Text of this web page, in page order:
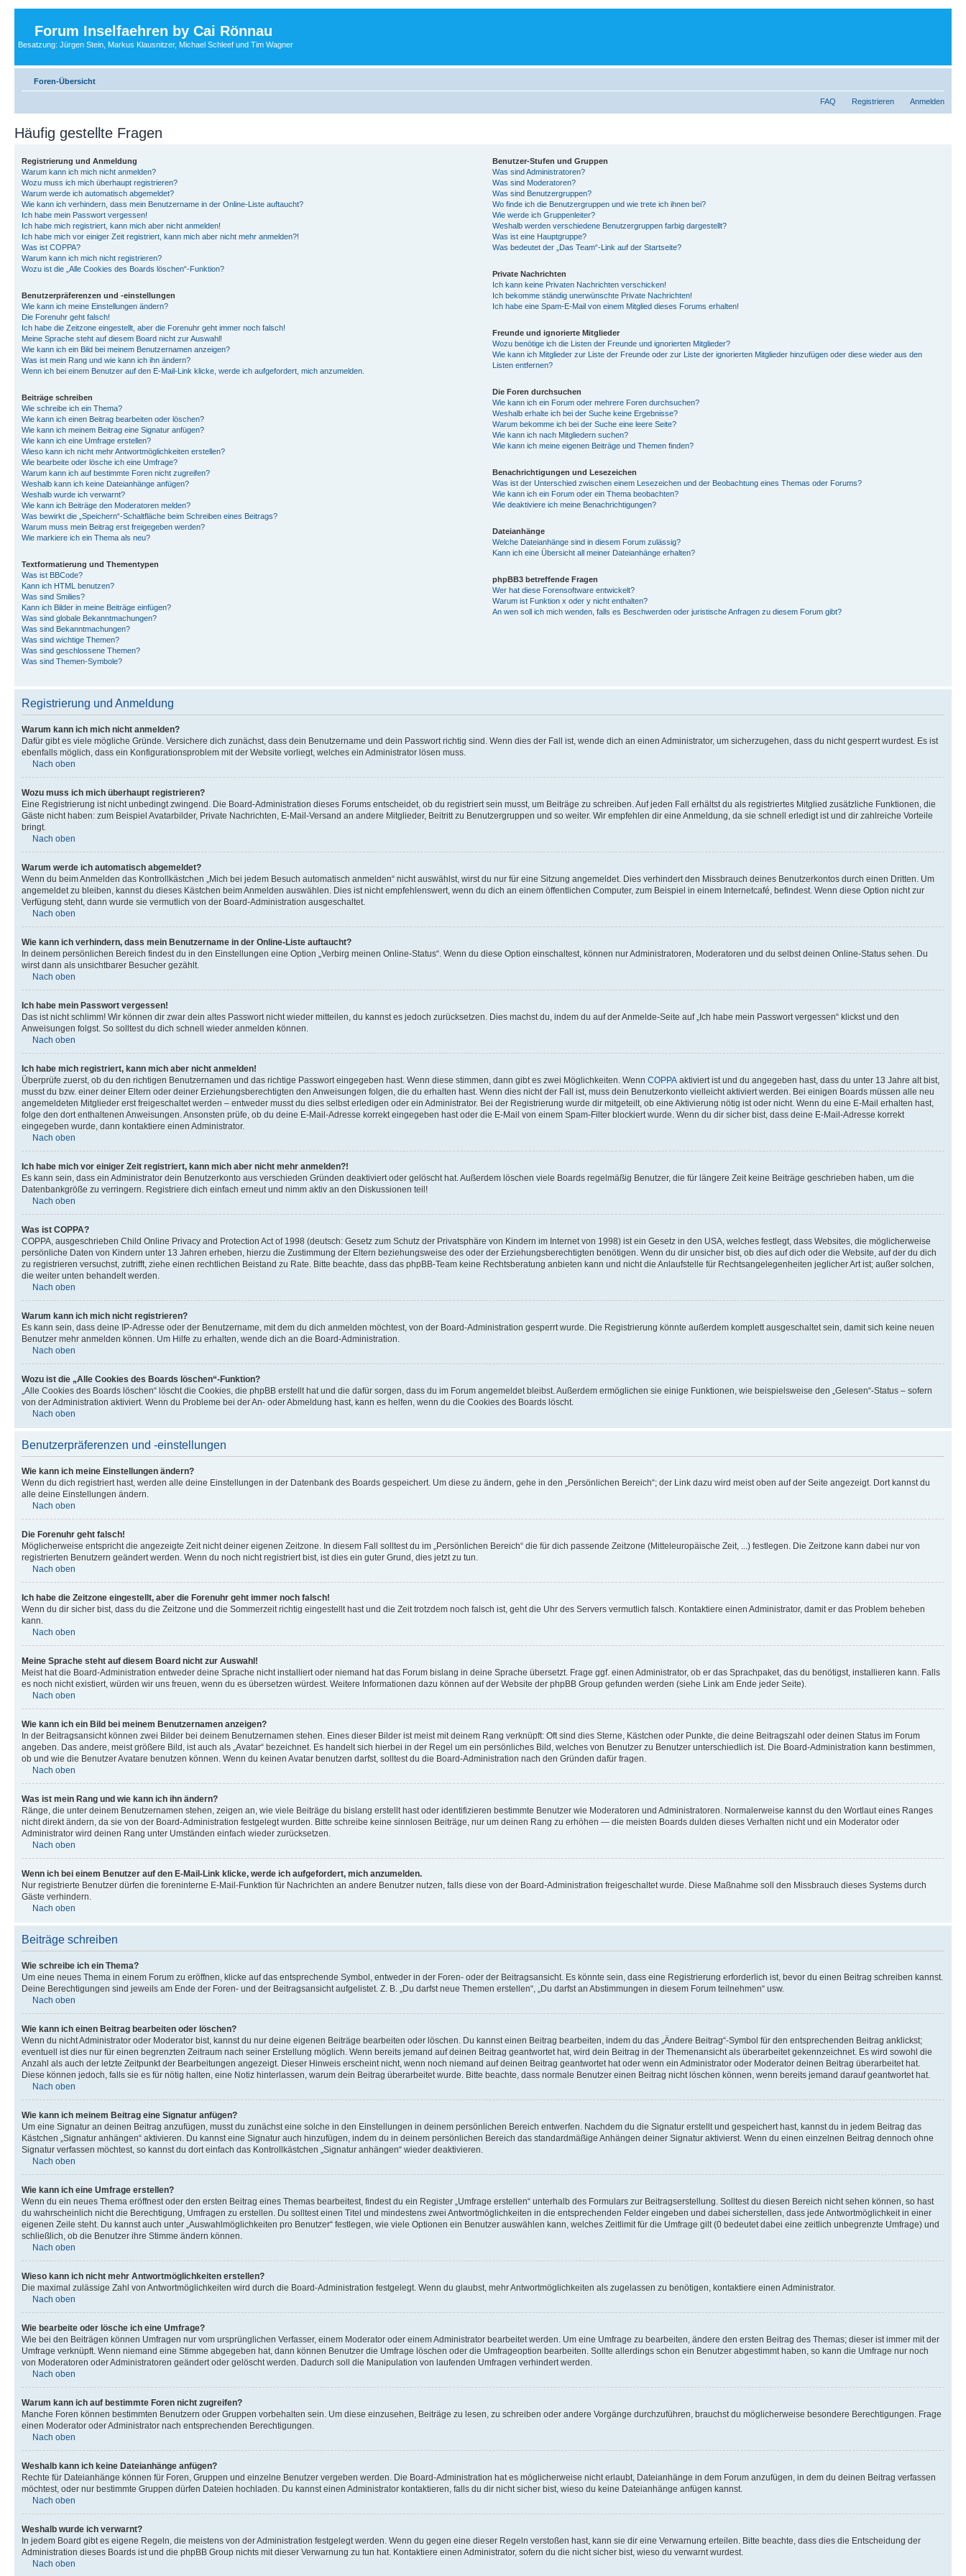
Forum Inselfaehren by Cai Rönnau
Besatzung: Jürgen Stein, Markus Klausnitzer, Michael Schleef und Tim Wagner
Foren-Übersicht
FAQ Registrieren Anmelden
Häufig gestellte Fragen
Registrierung und Anmeldung
Warum kann ich mich nicht anmelden?
Wozu muss ich mich überhaupt registrieren?
Warum werde ich automatisch abgemeldet?
Wie kann ich verhindern, dass mein Benutzername in der Online-Liste auftaucht?
Ich habe mein Passwort vergessen!
Ich habe mich registriert, kann mich aber nicht anmelden!
Ich habe mich vor einiger Zeit registriert, kann mich aber nicht mehr anmelden?!
Was ist COPPA?
Warum kann ich mich nicht registrieren?
Wozu ist die „Alle Cookies des Boards löschen“-Funktion?
Benutzerpräferenzen und -einstellungen
Wie kann ich meine Einstellungen ändern?
Die Forenuhr geht falsch!
Ich habe die Zeitzone eingestellt, aber die Forenuhr geht immer noch falsch!
Meine Sprache steht auf diesem Board nicht zur Auswahl!
Wie kann ich ein Bild bei meinem Benutzernamen anzeigen?
Was ist mein Rang und wie kann ich ihn ändern?
Wenn ich bei einem Benutzer auf den E-Mail-Link klicke, werde ich aufgefordert, mich anzumelden.
Beiträge schreiben
Wie schreibe ich ein Thema?
Wie kann ich einen Beitrag bearbeiten oder löschen?
Wie kann ich meinem Beitrag eine Signatur anfügen?
Wie kann ich eine Umfrage erstellen?
Wieso kann ich nicht mehr Antwortmöglichkeiten erstellen?
Wie bearbeite oder lösche ich eine Umfrage?
Warum kann ich auf bestimmte Foren nicht zugreifen?
Weshalb kann ich keine Dateianhänge anfügen?
Weshalb wurde ich verwarnt?
Wie kann ich Beiträge den Moderatoren melden?
Was bewirkt die „Speichern“-Schaltfläche beim Schreiben eines Beitrags?
Warum muss mein Beitrag erst freigegeben werden?
Wie markiere ich ein Thema als neu?
Textformatierung und Thementypen
Was ist BBCode?
Kann ich HTML benutzen?
Was sind Smilies?
Kann ich Bilder in meine Beiträge einfügen?
Was sind globale Bekanntmachungen?
Was sind Bekanntmachungen?
Was sind wichtige Themen?
Was sind geschlossene Themen?
Was sind Themen-Symbole?
Benutzer-Stufen und Gruppen
Was sind Administratoren?
Was sind Moderatoren?
Was sind Benutzergruppen?
Wo finde ich die Benutzergruppen und wie trete ich ihnen bei?
Wie werde ich Gruppenleiter?
Weshalb werden verschiedene Benutzergruppen farbig dargestellt?
Was ist eine Hauptgruppe?
Was bedeutet der „Das Team“-Link auf der Startseite?
Private Nachrichten
Ich kann keine Privaten Nachrichten verschicken!
Ich bekomme ständig unerwünschte Private Nachrichten!
Ich habe eine Spam-E-Mail von einem Mitglied dieses Forums erhalten!
Freunde und ignorierte Mitglieder
Wozu benötige ich die Listen der Freunde und ignorierten Mitglieder?
Wie kann ich Mitglieder zur Liste der Freunde oder zur Liste der ignorierten Mitglieder hinzufügen oder diese wieder aus den
Listen entfernen?
Die Foren durchsuchen
Wie kann ich ein Forum oder mehrere Foren durchsuchen?
Weshalb erhalte ich bei der Suche keine Ergebnisse?
Warum bekomme ich bei der Suche eine leere Seite?
Wie kann ich nach Mitgliedern suchen?
Wie kann ich meine eigenen Beiträge und Themen finden?
Benachrichtigungen und Lesezeichen
Was ist der Unterschied zwischen einem Lesezeichen und der Beobachtung eines Themas oder Forums?
Wie kann ich ein Forum oder ein Thema beobachten?
Wie deaktiviere ich meine Benachrichtigungen?
Dateianhänge
Welche Dateianhänge sind in diesem Forum zulässig?
Kann ich eine Übersicht all meiner Dateianhänge erhalten?
phpBB3 betreffende Fragen
Wer hat diese Forensoftware entwickelt?
Warum ist Funktion x oder y nicht enthalten?
An wen soll ich mich wenden, falls es Beschwerden oder juristische Anfragen zu diesem Forum gibt?
Registrierung und Anmeldung
Warum kann ich mich nicht anmelden?
Dafür gibt es viele mögliche Gründe. Versichere dich zunächst, dass dein Benutzername und dein Passwort richtig sind. Wenn dies der Fall ist, wende dich an einen Administrator, um sicherzugehen, dass du nicht gesperrt wurdest. Es ist
ebenfalls möglich, dass ein Konfigurationsproblem mit der Website vorliegt, welches ein Administrator lösen muss.
Nach oben
Wozu muss ich mich überhaupt registrieren?
Eine Registrierung ist nicht unbedingt zwingend. Die Board-Administration dieses Forums entscheidet, ob du registriert sein musst, um Beiträge zu schreiben. Auf jeden Fall erhältst du als registriertes Mitglied zusätzliche Funktionen, die
Gäste nicht haben: zum Beispiel Avatarbilder, Private Nachrichten, E-Mail-Versand an andere Mitglieder, Beitritt zu Benutzergruppen und so weiter. Wir empfehlen dir eine Anmeldung, da sie schnell erledigt ist und dir zahlreiche Vorteile
bringt.
Nach oben
Warum werde ich automatisch abgemeldet?
Wenn du beim Anmelden das Kontrollkästchen „Mich bei jedem Besuch automatisch anmelden“ nicht auswählst, wirst du nur für eine Sitzung angemeldet. Dies verhindert den Missbrauch deines Benutzerkontos durch einen Dritten. Um
angemeldet zu bleiben, kannst du dieses Kästchen beim Anmelden auswählen. Dies ist nicht empfehlenswert, wenn du dich an einem öffentlichen Computer, zum Beispiel in einem Internetcafé, befindest. Wenn diese Option nicht zur
Verfügung steht, dann wurde sie vermutlich von der Board-Administration ausgeschaltet.
Nach oben
Wie kann ich verhindern, dass mein Benutzername in der Online-Liste auftaucht?
In deinem persönlichen Bereich findest du in den Einstellungen eine Option „Verbirg meinen Online-Status“. Wenn du diese Option einschaltest, können nur Administratoren, Moderatoren und du selbst deinen Online-Status sehen. Du
wirst dann als unsichtbarer Besucher gezählt.
Nach oben
Ich habe mein Passwort vergessen!
Das ist nicht schlimm! Wir können dir zwar dein altes Passwort nicht wieder mitteilen, du kannst es jedoch zurücksetzen. Dies machst du, indem du auf der Anmelde-Seite auf „Ich habe mein Passwort vergessen“ klickst und den
Anweisungen folgst. So solltest du dich schnell wieder anmelden können.
Nach oben
Ich habe mich registriert, kann mich aber nicht anmelden!
Überprüfe zuerst, ob du den richtigen Benutzernamen und das richtige Passwort eingegeben hast. Wenn diese stimmen, dann gibt es zwei Möglichkeiten. Wenn COPPA aktiviert ist und du angegeben hast, dass du unter 13 Jahre alt bist,
musst du bzw. einer deiner Eltern oder deiner Erziehungsberechtigten den Anweisungen folgen, die du erhalten hast. Wenn dies nicht der Fall ist, muss dein Benutzerkonto vielleicht aktiviert werden. Bei einigen Boards müssen alle neu
angemeldeten Mitglieder erst freigeschaltet werden – entweder musst du dies selbst erledigen oder ein Administrator. Bei der Registrierung wurde dir mitgeteilt, ob eine Aktivierung nötig ist oder nicht. Wenn du eine E-Mail erhalten hast,
folge den dort enthaltenen Anweisungen. Ansonsten prüfe, ob du deine E-Mail-Adresse korrekt eingegeben hast oder die E-Mail von einem Spam-Filter blockiert wurde. Wenn du dir sicher bist, dass deine E-Mail-Adresse korrekt
eingegeben wurde, dann kontaktiere einen Administrator.
Nach oben
Ich habe mich vor einiger Zeit registriert, kann mich aber nicht mehr anmelden?!
Es kann sein, dass ein Administrator dein Benutzerkonto aus verschieden Gründen deaktiviert oder gelöscht hat. Außerdem löschen viele Boards regelmäßig Benutzer, die für längere Zeit keine Beiträge geschrieben haben, um die
Datenbankgröße zu verringern. Registriere dich einfach erneut und nimm aktiv an den Diskussionen teil!
Nach oben
Was ist COPPA?
COPPA, ausgeschrieben Child Online Privacy and Protection Act of 1998 (deutsch: Gesetz zum Schutz der Privatsphäre von Kindern im Internet von 1998) ist ein Gesetz in den USA, welches festlegt, dass Websites, die möglicherweise
persönliche Daten von Kindern unter 13 Jahren erheben, hierzu die Zustimmung der Eltern beziehungsweise des oder der Erziehungsberechtigten benötigen. Wenn du dir unsicher bist, ob dies auf dich oder die Website, auf der du dich
zu registrieren versuchst, zutrifft, ziehe einen rechtlichen Beistand zu Rate. Bitte beachte, dass das phpBB-Team keine Rechtsberatung anbieten kann und nicht die Anlaufstelle für Rechtsangelegenheiten jeglicher Art ist; außer solchen,
die weiter unten behandelt werden.
Nach oben
Warum kann ich mich nicht registrieren?
Es kann sein, dass deine IP-Adresse oder der Benutzername, mit dem du dich anmelden möchtest, von der Board-Administration gesperrt wurde. Die Registrierung könnte außerdem komplett ausgeschaltet sein, damit sich keine neuen
Benutzer mehr anmelden können. Um Hilfe zu erhalten, wende dich an die Board-Administration.
Nach oben
Wozu ist die „Alle Cookies des Boards löschen“-Funktion?
„Alle Cookies des Boards löschen“ löscht die Cookies, die phpBB erstellt hat und die dafür sorgen, dass du im Forum angemeldet bleibst. Außerdem ermöglichen sie einige Funktionen, wie beispielsweise den „Gelesen“-Status – sofern
von der Administration aktiviert. Wenn du Probleme bei der An- oder Abmeldung hast, kann es helfen, wenn du die Cookies des Boards löscht.
Nach oben
Benutzerpräferenzen und -einstellungen
Wie kann ich meine Einstellungen ändern?
Wenn du dich registriert hast, werden alle deine Einstellungen in der Datenbank des Boards gespeichert. Um diese zu ändern, gehe in den „Persönlichen Bereich“; der Link dazu wird meist oben auf der Seite angezeigt. Dort kannst du
alle deine Einstellungen ändern.
Nach oben
Die Forenuhr geht falsch!
Möglicherweise entspricht die angezeigte Zeit nicht deiner eigenen Zeitzone. In diesem Fall solltest du im „Persönlichen Bereich“ die für dich passende Zeitzone (Mitteleuropäische Zeit, ...) festlegen. Die Zeitzone kann dabei nur von
registrierten Benutzern geändert werden. Wenn du noch nicht registriert bist, ist dies ein guter Grund, dies jetzt zu tun.
Nach oben
Ich habe die Zeitzone eingestellt, aber die Forenuhr geht immer noch falsch!
Wenn du dir sicher bist, dass du die Zeitzone und die Sommerzeit richtig eingestellt hast und die Zeit trotzdem noch falsch ist, geht die Uhr des Servers vermutlich falsch. Kontaktiere einen Administrator, damit er das Problem beheben
kann.
Nach oben
Meine Sprache steht auf diesem Board nicht zur Auswahl!
Meist hat die Board-Administration entweder deine Sprache nicht installiert oder niemand hat das Forum bislang in deine Sprache übersetzt. Frage ggf. einen Administrator, ob er das Sprachpaket, das du benötigst, installieren kann. Falls
es noch nicht existiert, würden wir uns freuen, wenn du es übersetzen würdest. Weitere Informationen dazu können auf der Website der phpBB Group gefunden werden (siehe Link am Ende jeder Seite).
Nach oben
Wie kann ich ein Bild bei meinem Benutzernamen anzeigen?
In der Beitragsansicht können zwei Bilder bei deinem Benutzernamen stehen. Eines dieser Bilder ist meist mit deinem Rang verknüpft: Oft sind dies Sterne, Kästchen oder Punkte, die deine Beitragszahl oder deinen Status im Forum
angeben. Das andere, meist größere Bild, ist auch als „Avatar“ bezeichnet. Es handelt sich hierbei in der Regel um ein persönliches Bild, welches von Benutzer zu Benutzer unterschiedlich ist. Die Board-Administration kann bestimmen,
ob und wie die Benutzer Avatare benutzen können. Wenn du keinen Avatar benutzen darfst, solltest du die Board-Administration nach den Gründen dafür fragen.
Nach oben
Was ist mein Rang und wie kann ich ihn ändern?
Ränge, die unter deinem Benutzernamen stehen, zeigen an, wie viele Beiträge du bislang erstellt hast oder identifizieren bestimmte Benutzer wie Moderatoren und Administratoren. Normalerweise kannst du den Wortlaut eines Ranges
nicht direkt ändern, da sie von der Board-Administration festgelegt wurden. Bitte schreibe keine sinnlosen Beiträge, nur um deinen Rang zu erhöhen — die meisten Boards dulden dieses Verhalten nicht und ein Moderator oder
Administrator wird deinen Rang unter Umständen einfach wieder zurücksetzen.
Nach oben
Wenn ich bei einem Benutzer auf den E-Mail-Link klicke, werde ich aufgefordert, mich anzumelden.
Nur registrierte Benutzer dürfen die foreninterne E-Mail-Funktion für Nachrichten an andere Benutzer nutzen, falls diese von der Board-Administration freigeschaltet wurde. Diese Maßnahme soll den Missbrauch dieses Systems durch
Gäste verhindern.
Nach oben
Beiträge schreiben
Wie schreibe ich ein Thema?
Um eine neues Thema in einem Forum zu eröffnen, klicke auf das entsprechende Symbol, entweder in der Foren- oder der Beitragsansicht. Es könnte sein, dass eine Registrierung erforderlich ist, bevor du einen Beitrag schreiben kannst.
Deine Berechtigungen sind jeweils am Ende der Foren- und der Beitragsansicht aufgelistet. Z. B. „Du darfst neue Themen erstellen“, „Du darfst an Abstimmungen in diesem Forum teilnehmen“ usw.
Nach oben
Wie kann ich einen Beitrag bearbeiten oder löschen?
Wenn du nicht Administrator oder Moderator bist, kannst du nur deine eigenen Beiträge bearbeiten oder löschen. Du kannst einen Beitrag bearbeiten, indem du das „Ändere Beitrag“-Symbol für den entsprechenden Beitrag anklickst;
eventuell ist dies nur für einen begrenzten Zeitraum nach seiner Erstellung möglich. Wenn bereits jemand auf deinen Beitrag geantwortet hat, wird dein Beitrag in der Themenansicht als überarbeitet gekennzeichnet. Es wird sowohl die
Anzahl als auch der letzte Zeitpunkt der Bearbeitungen angezeigt. Dieser Hinweis erscheint nicht, wenn noch niemand auf deinen Beitrag geantwortet hat oder wenn ein Administrator oder Moderator deinen Beitrag überarbeitet hat.
Diese können jedoch, falls sie es für nötig halten, eine Notiz hinterlassen, warum dein Beitrag überarbeitet wurde. Bitte beachte, dass normale Benutzer einen Beitrag nicht löschen können, wenn bereits jemand darauf geantwortet hat.
Nach oben
Wie kann ich meinem Beitrag eine Signatur anfügen?
Um eine Signatur an deinen Beitrag anzufügen, musst du zunächst eine solche in den Einstellungen in deinem persönlichen Bereich entwerfen. Nachdem du die Signatur erstellt und gespeichert hast, kannst du in jedem Beitrag das
Kästchen „Signatur anhängen“ aktivieren. Du kannst eine Signatur auch hinzufügen, indem du in deinem persönlichen Bereich das standardmäßige Anhängen deiner Signatur aktivierst. Wenn du einen einzelnen Beitrag dennoch ohne
Signatur verfassen möchtest, so kannst du dort einfach das Kontrollkästchen „Signatur anhängen“ wieder deaktivieren.
Nach oben
Wie kann ich eine Umfrage erstellen?
Wenn du ein neues Thema eröffnest oder den ersten Beitrag eines Themas bearbeitest, findest du ein Register „Umfrage erstellen“ unterhalb des Formulars zur Beitragserstellung. Solltest du diesen Bereich nicht sehen können, so hast
du wahrscheinlich nicht die Berechtigung, Umfragen zu erstellen. Du solltest einen Titel und mindestens zwei Antwortmöglichkeiten in die entsprechenden Felder eingeben und dabei sicherstellen, dass jede Antwortmöglichkeit in einer
eigenen Zeile steht. Du kannst auch unter „Auswahlmöglichkeiten pro Benutzer“ festlegen, wie viele Optionen ein Benutzer auswählen kann, welches Zeitlimit für die Umfrage gilt (0 bedeutet dabei eine zeitlich unbegrenzte Umfrage) und
schließlich, ob die Benutzer ihre Stimme ändern können.
Nach oben
Wieso kann ich nicht mehr Antwortmöglichkeiten erstellen?
Die maximal zulässige Zahl von Antwortmöglichkeiten wird durch die Board-Administration festgelegt. Wenn du glaubst, mehr Antwortmöglichkeiten als zugelassen zu benötigen, kontaktiere einen Administrator.
Nach oben
Wie bearbeite oder lösche ich eine Umfrage?
Wie bei den Beiträgen können Umfragen nur vom ursprünglichen Verfasser, einem Moderator oder einem Administrator bearbeitet werden. Um eine Umfrage zu bearbeiten, ändere den ersten Beitrag des Themas; dieser ist immer mit der
Umfrage verknüpft. Wenn niemand eine Stimme abgegeben hat, dann können Benutzer die Umfrage löschen oder die Umfrageoption bearbeiten. Sollte allerdings schon ein Benutzer abgestimmt haben, so kann die Umfrage nur noch
von Moderatoren oder Administratoren geändert oder gelöscht werden. Dadurch soll die Manipulation von laufenden Umfragen verhindert werden.
Nach oben
Warum kann ich auf bestimmte Foren nicht zugreifen?
Manche Foren können bestimmten Benutzern oder Gruppen vorbehalten sein. Um diese einzusehen, Beiträge zu lesen, zu schreiben oder andere Vorgänge durchzuführen, brauchst du möglicherweise besondere Berechtigungen. Frage
einen Moderator oder Administrator nach entsprechenden Berechtigungen.
Nach oben
Weshalb kann ich keine Dateianhänge anfügen?
Rechte für Dateianhänge können für Foren, Gruppen und einzelne Benutzer vergeben werden. Die Board-Administration hat es möglicherweise nicht erlaubt, Dateianhänge in dem Forum anzufügen, in dem du deinen Beitrag verfassen
möchtest, oder nur bestimmte Gruppen dürfen Dateien hochladen. Du kannst einen Administrator kontaktieren, falls du dir nicht sicher bist, wieso du keine Dateianhänge anfügen kannst.
Nach oben
Weshalb wurde ich verwarnt?
In jedem Board gibt es eigene Regeln, die meistens von der Administration festgelegt werden. Wenn du gegen eine dieser Regeln verstoßen hast, kann sie dir eine Verwarnung erteilen. Bitte beachte, dass dies die Entscheidung der
Administration dieses Boards ist und die phpBB Group nichts mit dieser Verwarnung zu tun hat. Kontaktiere einen Administrator, sofern du die nicht sicher bist, wieso du verwarnt wurdest.
Nach oben